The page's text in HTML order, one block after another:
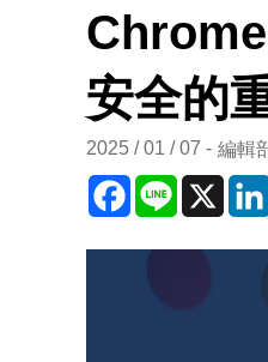
安全的
2025 / 01 / 07 編輯
Facebook
Line X